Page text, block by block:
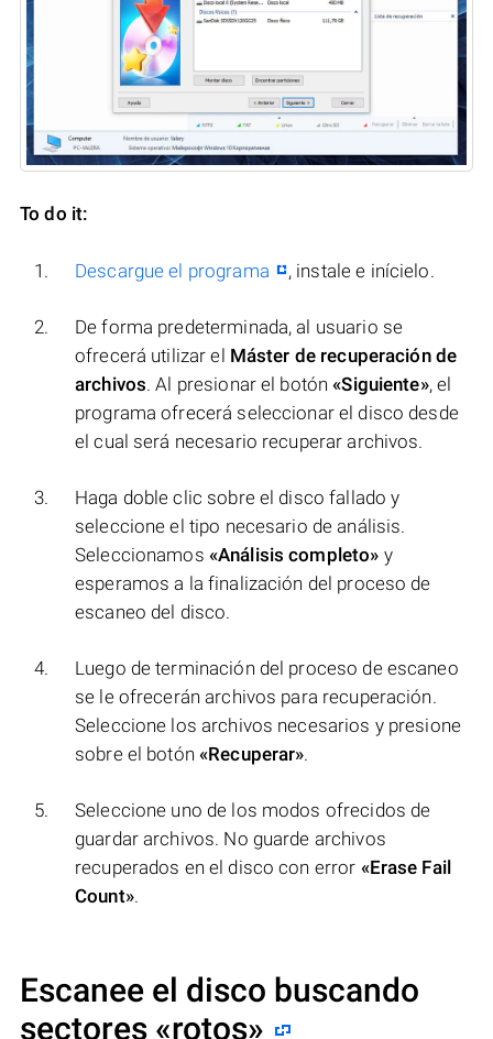
To do it:
Descargue el programa , instale e inícielo.
De forma predeterminada, al usuario se
ofrecerá utilizar el Máster de recuperación de
archivos. Al presionar el botón«Siguiente», el
programa ofrecerá seleccionar el disco desde
el cual será necesario recuperar archivos.
Haga doble clic sobre el disco fallado y
seleccione el tipo necesario de análisis.
Seleccionamos «Análisis completo» y
esperamos a la finalización del proceso de
escaneo del disco.
Luego de terminación del proceso de escaneo
se le ofrecerán archivos para recuperación.
Seleccione los archivos necesarios y presione
sobre el botón «Recuperar».
Seleccione uno de los modos ofrecidos de
guardar archivos. No guarde archivos
recuperados en el disco con error «Erase Fail
Count».
Escanee el disco buscando
sectores «rotos»